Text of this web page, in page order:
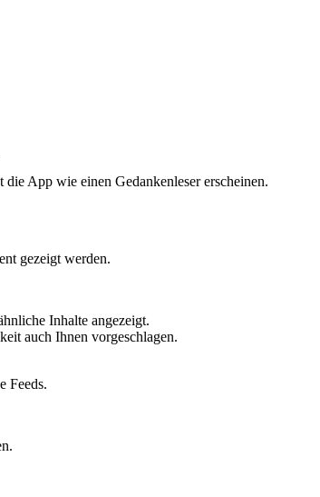
die App wie einen Gedankenleser erscheinen.
gezeigt werden.
Inhalte angezeigt.
auch Ihnen vorgeschlagen.
Feeds.